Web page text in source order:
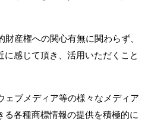
産権への関心有無に関わらず、
感じて頂き、活用いただくこと
ェブメディア等の様々なメディア
各種商標情報の提供を積極的に